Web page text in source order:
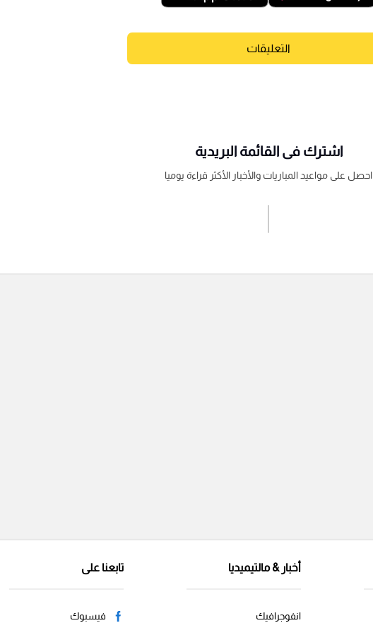
التعليقات
اشترك فى القائمة البريدية
احصل على مواعيد المباريات والأخبار الأكثر قراءة يوميا
أخبار & مالتيميديا
انفوجرافيك
تابعنا على
فيسبوك